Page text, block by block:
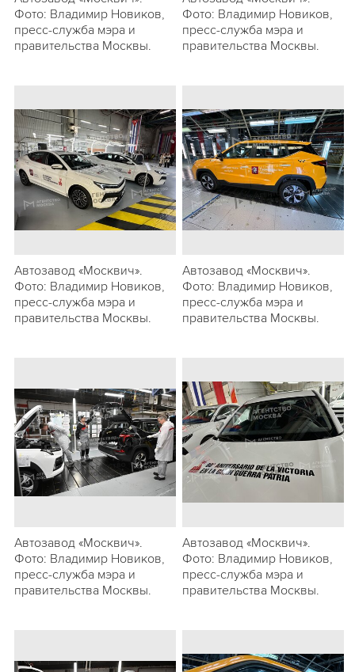
Фото: Владимир Новиков,
пресс-служба мэра и
правительства Москвы.
Фото: Владимир Новиков,
пресс-служба мэра и
правительства Москвы.
Автозавод «Москвич».
Фото: Владимир Новиков,
пресс-служба мэра и
правительства Москвы.
Автозавод «Москвич».
Фото: Владимир Новиков,
пресс-служба мэра и
правительства Москвы.
Автозавод «Москвич».
Фото: Владимир Новиков,
пресс-служба мэра и
правительства Москвы.
Автозавод «Москвич».
Фото: Владимир Новиков,
пресс-служба мэра и
правительства Москвы.